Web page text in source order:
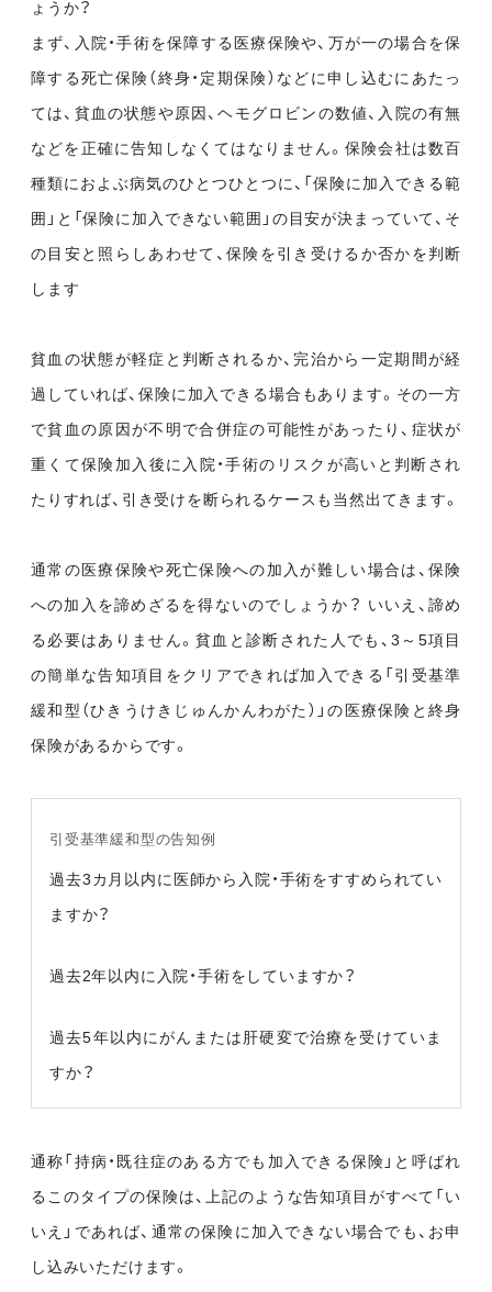
ょうか？
まず、入院・手術を保障する医療保険や、万が一の場合を保
障する死亡保険（終身・定期保険）などに申し込むにあたっ
ては、貧血の状態や原因、ヘモグロビンの数値、入院の有無
などを正確に告知しなくてはなりません。保険会社は数百
種類におよぶ病気のひとつひとつに、「保険に加入できる範
囲」と「保険に加入できない範囲」の目安が決まっていて、そ
の目安と照らしあわせて、保険を引き受けるか否かを判断
します
貧血の状態が軽症と判断されるか、完治から一定期間が経
過していれば、保険に加入できる場合もあります。その一方
で貧血の原因が不明で合併症の可能性があったり、症状が
重くて保険加入後に入院・手術のリスクが高いと判断され
たりすれば、引き受けを断られるケースも当然出てきます。
通常の医療保険や死亡保険への加入が難しい場合は、保険
への加入を諦めざるを得ないのでしょうか？ いいえ、諦め
る必要はありません。貧血と診断された人でも、3～5項目
の簡単な告知項目をクリアできれば加入できる「引受基準
緩和型（ひきうけきじゅんかんわがた）」の医療保険と終身
保険があるからです。
引受基準緩和型の告知例
過去3カ月以内に医師から入院・手術をすすめられてい
ますか？
過去2年以内に入院・手術をしていますか？
過去5年以内にがんまたは肝硬変で治療を受けていま
すか？
通称「持病・既往症のある方でも加入できる保険」と呼ばれ
るこのタイプの保険は、上記のような告知項目がすべて「い
いえ」であれば、通常の保険に加入できない場合でも、お申
し込みいただけます。